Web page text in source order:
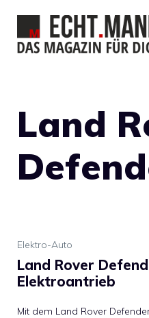
Inhalt
springen
Land
Elektro-Auto
Land Rover
Elektroantrieb
Mit dem Land Rover